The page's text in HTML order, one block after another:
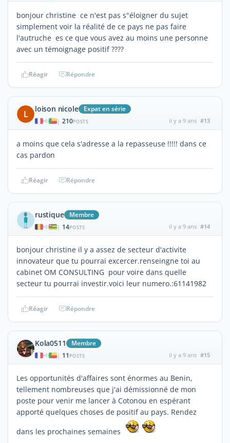
bonjour christine ce n'est pas s"éloigner du sujet
simplement voir la réalité de ce pays ne pas faire
l'autruche es ce que vous avez au moins une personne
avec un témoignage positif ????
Réagir Répondre
L loison nicole Expat en série
| 210POSTS il y a 9 ans #13
a moins que cela s'adresse a la repasseuse !!!!! dans ce
cas pardon
Réagir Répondre
rustique Membre
| 14POSTS il y a 9 ans #14
bonjour christine il y a assez de secteur d'activite
innovateur que tu pourrai excercer.renseingne toi au
cabinet OM CONSULTING pour voire dans quelle
secteur tu pourrai investir.voici leur numero.:61141982
Réagir Répondre
Kola0511 Membre
| 11 POSTS il y a 9 ans #15
Les opportunités d'affaires sont énormes au Benin,
tellement nombreuses que j'ai démissionné de mon
poste pour venir me lancer à Cotonou en espérant
apporté quelques choses de positif au pays. Rendez
dans les prochaines semaines